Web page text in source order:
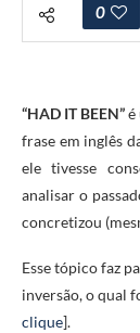
0
“HAD IT BEEN”é
frase em inglês
ele tivesse
analisar o
concretizou
Esse tópico faz
inversão, o qual
clique].